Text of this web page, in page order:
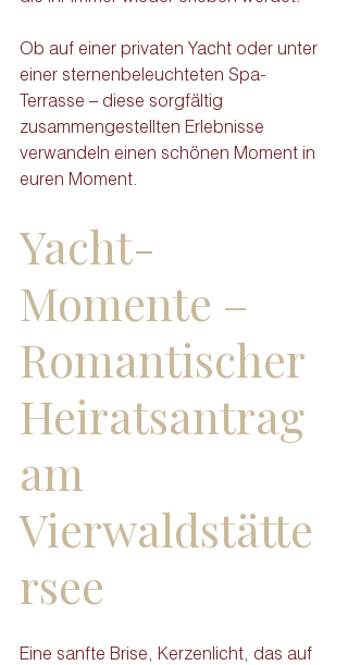
Ob auf einer privaten Yacht oder unter
einer sternenbeleuchteten Spa-
Terrasse – diese sorgfältig
zusammengestellten Erlebnisse
verwandeln einen schönen Moment in
euren Moment.
Yacht-
Momente –
Romantischer
Heiratsantrag
am
Vierwaldstätte
rsee
Eine sanfte Brise, Kerzenlicht, das auf